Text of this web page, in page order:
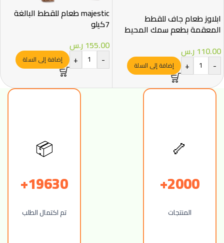
ابلاوز طعام جاف للقطط
المعقمة بطعم سمك المحيط
110.00 ر.س
-
+ إضافة إلى السلة
majestic طعام للقطط البالغة
7كيلو
155.00 ر.س
-
+ إضافة إلى السلة
🦴
2000+
المنتجات
📦
19630+
تم اكتمال الطلب